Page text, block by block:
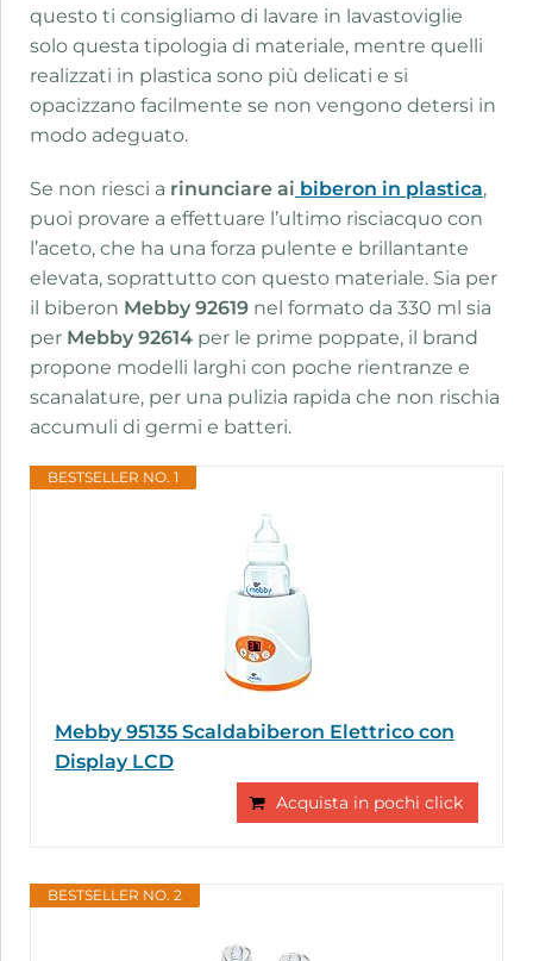
questo ti consigliamo di lavare in lavastoviglie
solo questa tipologia di materiale, mentre quelli
realizzati in plastica sono più delicati e si
opacizzano facilmente se non vengono detersi in
modo adeguato.
Se non riesci a rinunciare ai biberon in plastica,
puoi provare a effettuare l’ultimo risciacquo con
l’aceto, che ha una forza pulente e brillantante
elevata, soprattutto con questo materiale. Sia per
il biberon Mebby 92619 nel formato da 330 ml sia
per Mebby 92614 per le prime poppate, il brand
propone modelli larghi con poche rientranze e
scanalature, per una pulizia rapida che non rischia
accumuli di germi e batteri.
BESTSELLER NO. 1
Mebby 95135 Scaldabiberon Elettrico con
Display LCD
Acquista in pochi click
BESTSELLER NO. 2